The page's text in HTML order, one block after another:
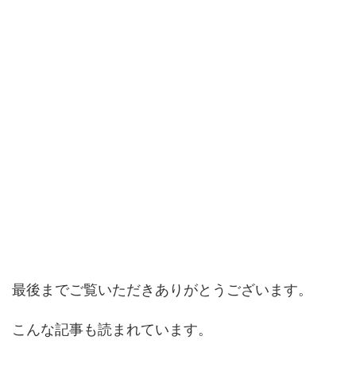
最後までご覧いただきありがとうございます。
こんな記事も読まれています。